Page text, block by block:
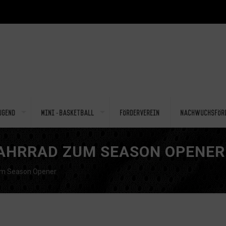
Mini-Basketball Förderverein
ZUM SEASON OPENER
Season Opener